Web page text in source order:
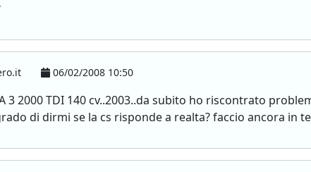
06/02/2008 10:50
2000 TDI 140 cv..2003..da subito ho riscontrato
di dirmi se la cs risponde a realta? faccio ancora in